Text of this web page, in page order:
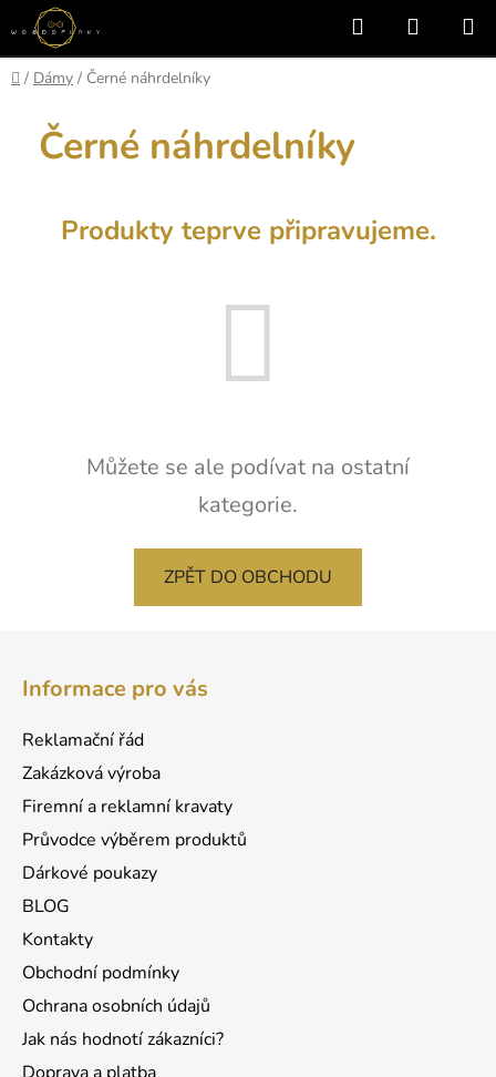
Přejít
na
obsah
Hledat
KOŠÍK
Domů
/ Dámy / Černé náhrdelníky
Černé náhrdelníky
Produkty teprve připravujeme.
Můžete se ale podívat na ostatní
kategorie.
ZPĚT DO OBCHODU
Informace pro vás
Reklamační řád
Zakázková výroba
Firemní a reklamní kravaty
Průvodce výběrem produktů
Dárkové poukazy
BLOG
Kontakty
Obchodní podmínky
Ochrana osobních údajů
Jak nás hodnotí zákazníci?